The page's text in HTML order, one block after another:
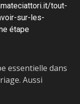
tout-
sur-les-
étape
essentielle dans
Aussi